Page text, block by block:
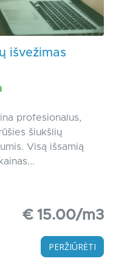
išvežimas
profesionalus,
šiukšlių
Visą išsamią
€ 15.00/m3
PERŽIŪRĖTI